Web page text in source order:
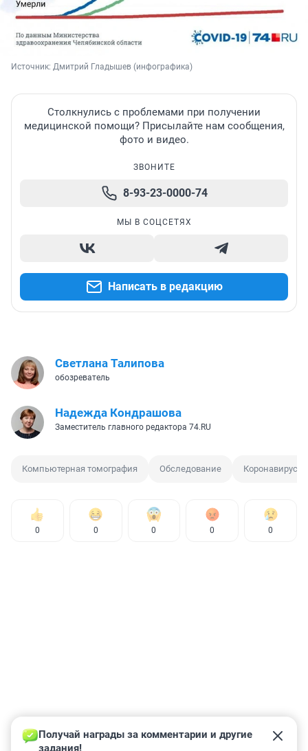
Источник: Дмитрий Гладышев (инфографика)
Столкнулись с проблемами при получении
медицинской помощи? Присылайте нам сообщения,
фото и видео.
ЗВОНИТЕ
8-93-23-0000-74
МЫ В СОЦСЕТЯХ
Написать в редакцию
Светлана Талипова
обозреватель
Надежда Кондрашова
Заместитель главного редактора 74.RU
Компьютерная томография Обследование Коронавирус
0 0 0 0 0
Получай награды за комментарии и другие
задания!